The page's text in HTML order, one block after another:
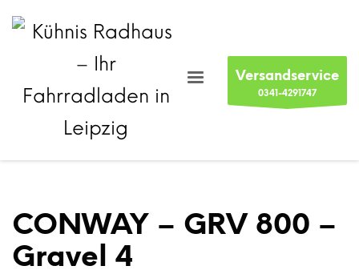
Versandservice
0341-4291747
CONWAY – GRV 800 –
Gravel 4